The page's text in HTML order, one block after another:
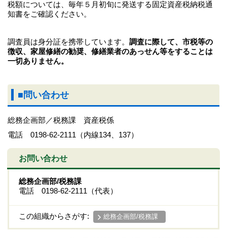
税額については、毎年５月初旬に発送する固定資産税納税通
知書をご確認ください。
調査員は身分証を携帯しています。 調査に際して、市税等の
徴収、家屋修繕の勧奨、修繕業者のあっせん等をすることは
一切ありません。
■問い合わせ
総務企画部／税務課 資産税係
電話 0198-62-2111（内線134、137）
お問い合わせ
総務企画部/税務課
電話 0198-62-2111（代表）
この組織からさがす: 総務企画部/税務課